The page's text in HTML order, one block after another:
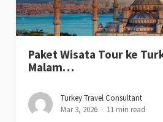
Paket Wisata Tour ke
Malam…
Turkey Travel Consultant
Mar 3, 2026
11 min read